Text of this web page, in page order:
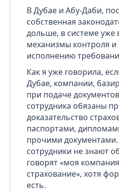
В Дубае и Абу‑Даби,
собственная
дольше, в системе уже
механизмы контроля
исполнению
Как я уже говорила,
Дубае, компании,
при подаче
сотрудника обязаны
доказательство
паспортами,
прочими
сотрудники не знают
говорят «моя
страхование», хотя
есть.